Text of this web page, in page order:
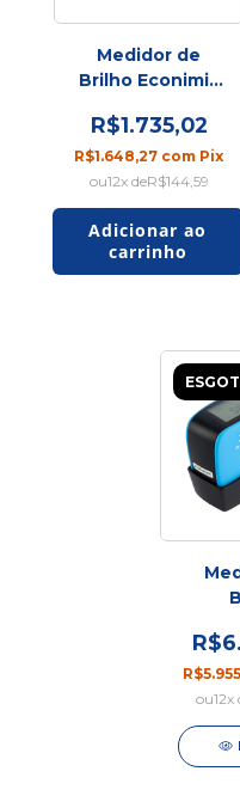
Medidor de
Brilho Econimic
R$1.735,02
R$1.648,27 com Pix
12x deR$144,59
12x